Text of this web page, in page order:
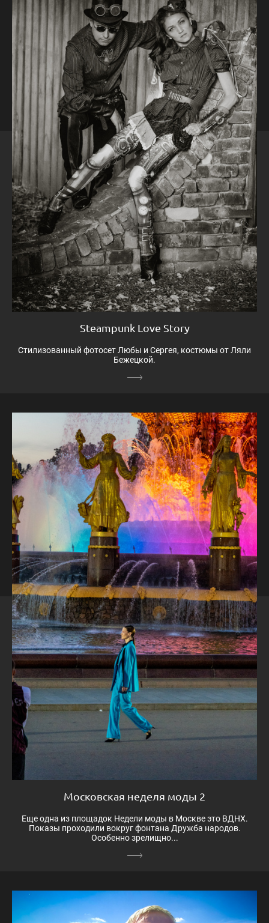
Steampunk Love Story
Стилизованный фотосет Любы и Сергея, костюмы от Ляли
Бежецкой.
Московская неделя моды 2
Еще одна из площадок Недели моды в Москве это ВДНХ.
Показы проходили вокруг фонтана Дружба народов.
Особенно зрелищно...